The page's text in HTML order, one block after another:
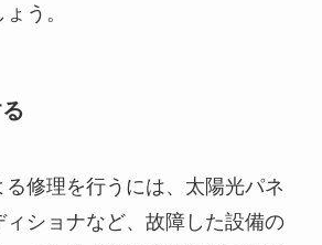
う。
修理を行うには、太陽光パネ
ィショナなど、故障した設備の